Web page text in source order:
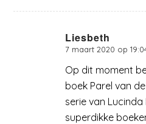
Liesbeth
zegt:
7 maart 2020 op
Op dit moment
boek Parel van
serie van Lucinda
superdikke